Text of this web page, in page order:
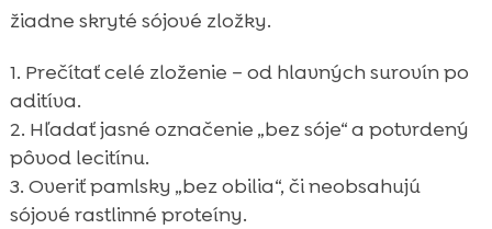
žiadne skryté sójové zložky.
Prečítať celé zloženie – od hlavných surovín po
aditíva.
Hľadať jasné označenie „bez sóje“ a potvrdený
pôvod lecitínu.
Overiť pamlsky „bez obilia“, či neobsahujú
sójové rastlinné proteíny.